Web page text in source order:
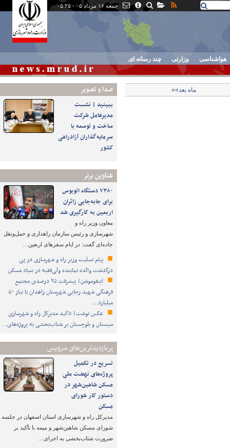
جمعه ۱۶ مرداد ۰۵ - ۰۵:۲۵
هواشناسی وزارتی چند رسانه ای
صدا و تصوير
ببینید | نشست
مدیرعامل شرکت
ساخت و توسعه با
سرمایه‌گذاران آزادراهی
کشور
عناوین برتر
۷۳۸۰ دستگاه اتوبوس
برای جابه‌جایی زائران
اربعین به‌ کارگیری شد
معاون وزیر راه و
شهرسازی و رئیس سازمان راهداری و حمل‌ونقل
جاده‌ای گفت: در ایام سفرهای اربعین…
پیام تسلیت وزیر راه و شهرسازی در پی
درگذشت والده نماینده ولی‌فقیه در بنیاد مسکن
اینفوموشن| پیشرفت ۲۵ درصدی مجتمع
فرهنگی شهید رجایی شهرستان زاهدان با نیاز ۵۰
میلیارد…
عکس نوشت| تاکید مدیرکل راه و شهرسازی
سیستان و بلوچستان بر شتاب‌بخشی به پروژه‌های…
پربازدیدترین‌های سرویس
تسریع در تکمیل
پروژه‌های نهضت ملی
مسکن شاهین‌شهر در
دستور کار شورای
مسکن
مدیرکل راه و شهرسازی استان اصفهان در جلسه
شورای مسکن شاهین‌شهر و میمه با تأکید بر
ضرورت شتاب‌بخشی به اجرای…
ماه بعد»»